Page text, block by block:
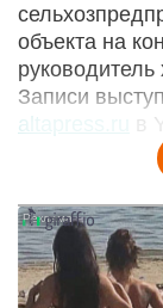
объекта на
Записи
altapress.ru
в